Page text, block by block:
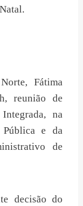
Fátima
reunião de
na
Pública e da
de
decisão do